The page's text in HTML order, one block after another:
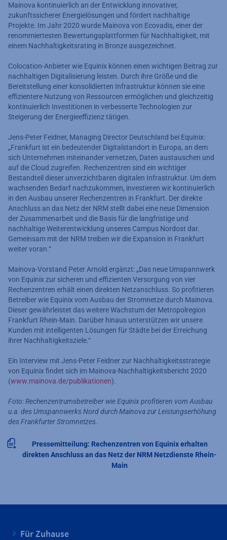
Mainova kontinuierlich an der Entwicklung innovativer,
zukunftssicherer Energielösungen und fördert nachhaltige
Projekte. Im Jahr 2020 wurde Mainova von Ecovadis, einer der
renommiertesten Bewertungsplattformen für Nachhaltigkeit, mit
einem Nachhaltigkeitsrating in Bronze ausgezeichnet.
Colocation-Anbieter wie Equinix können einen wichtigen Beitrag zur
nachhaltigen Digitalisierung leisten. Durch ihre Größe und die
Bereitstellung einer konsolidierten Infrastruktur können sie eine
effizientere Nutzung von Ressourcen ermöglichen und gleichzeitig
kontinuierlich Investitionen in verbesserte Technologien zur
Steigerung der Energieeffizienz tätigen.
Jens-Peter Feidner, Managing Director Deutschland bei Equinix:
„Frankfurt ist ein bedeutender Digitalstandort in Europa, an dem
sich Unternehmen miteinander vernetzen, Daten austauschen und
auf die Cloud zugreifen. Rechenzentren sind ein wichtiger
Bestandteil dieser unverzichtbaren digitalen Infrastruktur. Um dem
wachsenden Bedarf nachzukommen, investieren wir kontinuierlich
in den Ausbau unserer Rechenzentren in Frankfurt. Der direkte
Anschluss an das Netz der NRM stellt dabei eine neue Dimension
der Zusammenarbeit und die Basis für die langfristige und
nachhaltige Weiterentwicklung unseres Campus Nordost dar.
Gemeinsam mit der NRM treiben wir die Expansion in Frankfurt
weiter voran.“
Mainova-Vorstand Peter Arnold ergänzt: „Das neue Umspannwerk
von Equinix zur sicheren und effizienten Versorgung von vier
Rechenzentren erhält einen direkten Netzanschluss. So profitieren
Betreiber wie Equinix vom Ausbau der Stromnetze durch Mainova.
Dieser gewährleistet das weitere Wachstum der Metropolregion
Frankfurt Rhein-Main. Darüber hinaus unterstützen wir unsere
Kunden mit intelligenten Lösungen für Städte bei der Erreichung
ihrer Nachhaltigkeitsziele.“
Ein Interview mit Jens-Peter Feidner zur Nachhaltigkeitsstrategie
von Equinix findet sich im Mainova-Nachhaltigkeitsbericht 2020
(www.mainova.de/publikationen).
Foto: Rechenzentrumsbetreiber wie Equinix profitieren vom Ausbau
u.a. des Umspannwerks Nord durch Mainova zur Leistungserhöhung
des Frankfurter Stromnetzes.
Pressemitteilung: Rechenzentren von Equinix erhalten
direkten Anschluss an das Netz der NRM Netzdienste Rhein-
Main
Für Zuhause